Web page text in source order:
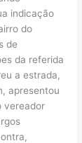
indicação
do
de
da referida
a estrada,
apresentou
vereador